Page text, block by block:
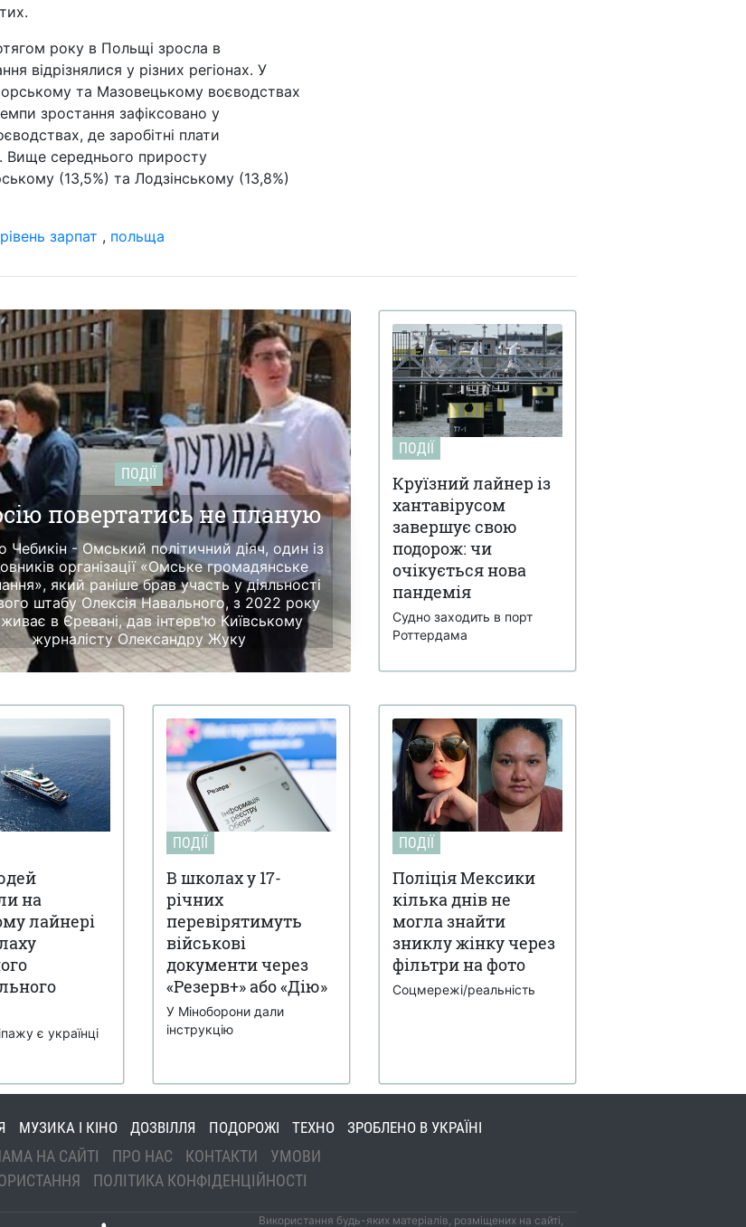
року в Польщі зросла в
відрізнялися у різних регіонах. У
та Мазовецькому воєводствах
зростання зафіксовано у
де заробітні плати
Вище середнього приросту
(13,5%) та Лодзінському (13,8%)
рівень зарпат , польща
ПОДІЇ
повертатись не планую
Чебикін - Омський політичний діяч, один із
організації «Омське громадянське
який раніше брав участь у діяльності
штабу Олексія Навального, з 2022 року
в Єревані, дав інтерв'ю Київському
журналісту Олександру Жуку
ПОДІЇ
Круїзний лайнер із
хантавірусом
завершує свою
подорож: чи
очікується нова
пандемія
Судно заходить в порт
Роттердама
на
лайнері
є українці
ПОДІЇ
В школах у 17-
річних
перевірятимуть
військові
документи через
«Резерв+» або «Дію»
У Міноборони дали
інструкцію
ПОДІЇ
Поліція Мексики
кілька днів не
могла знайти
зниклу жінку через
фільтри на фото
Соцмережі/реальність
МУЗИКА І КІНО ДОЗВІЛЛЯ ПОДОРОЖІ ТЕХНО ЗРОБЛЕНО В УКРАЇНІ
НА САЙТІ ПРО НАС КОНТАКТИ
УМОВИ
ПОЛІТИКА КОНФІДЕНЦІЙНОСТІ
Використання будь-яких матеріалів, розміщених на сайті,